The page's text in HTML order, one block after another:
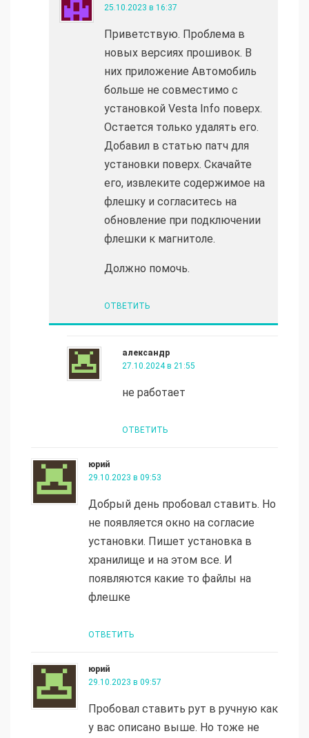
25.10.2023 в 16:37
Приветствую. Проблема в
новых версиях прошивок. В
них приложение Автомобиль
больше не совместимо с
установкой Vesta Info поверх.
Остается только удалять его.
Добавил в статью патч для
установки поверх. Скачайте
его, извлеките содержимое на
флешку и согласитесь на
обновление при подключении
флешки к магнитоле.
Должно помочь.
ОТВЕТИТЬ
александр
27.10.2024 в 21:55
не работает
ОТВЕТИТЬ
юрий
29.10.2023 в 09:53
Добрый день пробовал ставить. Но
не появляется окно на согласие
установки. Пишет установка в
хранилище и на этом все. И
появляются какие то файлы на
флешке
ОТВЕТИТЬ
юрий
29.10.2023 в 09:57
Пробовал ставить рут в ручную как
у вас описано выше. Но тоже не